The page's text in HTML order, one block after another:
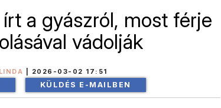
a gyászról, most férje
vádolják
2026-03-02 17:51
KÜLDÉS E-MAILBEN